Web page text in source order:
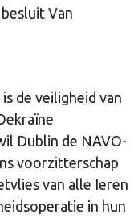
Van
de veiligheid van
Dublin de NAVO-
voorzitterschap
van alle Ieren
in hun